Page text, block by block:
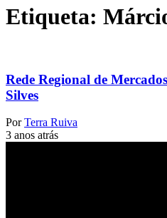
Etiqueta:
Rede Regional de
Silves
Por Terra Ruiva
3 anos atrás